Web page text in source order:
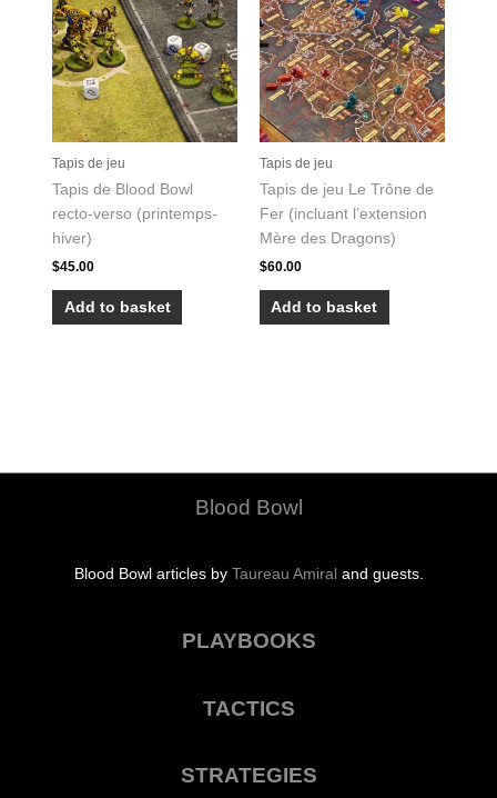
Tapis de jeu
Tapis de Blood Bowl
recto-verso (printemps-
hiver)
$45.00
Add to basket
Tapis de jeu
Tapis de jeu Le Trône de
Fer (incluant l’extension
Mère des Dragons)
$60.00
Add to basket
Blood Bowl
Blood Bowl articles by Taureau Amiral and guests.
PLAYBOOKS
TACTICS
STRATEGIES